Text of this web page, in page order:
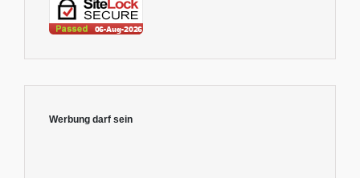
Werbung darf sein